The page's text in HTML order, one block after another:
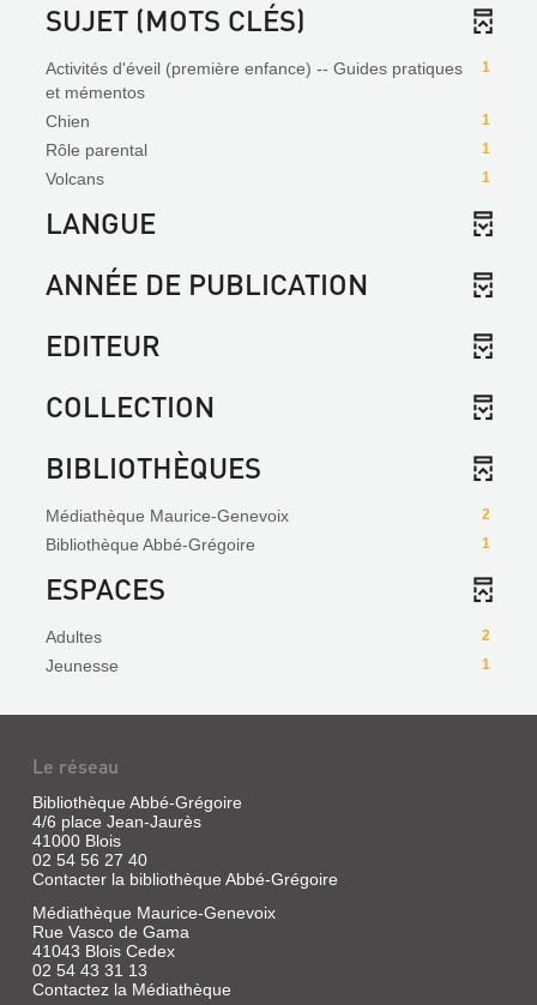
SUJET (MOTS CLÉS)
1
Activités d'éveil (première enfance) -- Guides pratiques
et mémentos
1
Chien
1
Rôle parental
1
Volcans
LANGUE
ANNÉE DE PUBLICATION
EDITEUR
COLLECTION
BIBLIOTHÈQUES
2
Médiathèque Maurice-Genevoix
1
Bibliothèque Abbé-Grégoire
ESPACES
2
Adultes
1
Jeunesse
Le réseau
Bibliothèque Abbé-Grégoire
4/6 place Jean-Jaurès
41000 Blois
02 54 56 27 40
Contacter la bibliothèque Abbé-Grégoire
Médiathèque Maurice-Genevoix
Rue Vasco de Gama
41043 Blois Cedex
02 54 43 31 13
Contactez la Médiathèque